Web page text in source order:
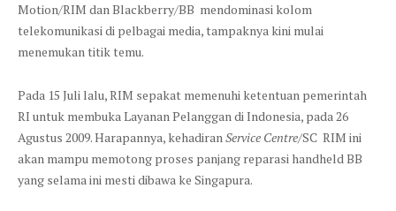
Motion/RIM dan Blackberry/BB mendominasi kolom
telekomunikasi di pelbagai media, tampaknya kini mulai
menemukan titik temu.
Pada 15 Juli lalu, RIM sepakat memenuhi ketentuan pemerintah
RI untuk membuka Layanan Pelanggan di Indonesia, pada 26
Agustus 2009. Harapannya, kehadiran Service Centre/SC RIM ini
akan mampu memotong proses panjang reparasi handheld BB
yang selama ini mesti dibawa ke Singapura.